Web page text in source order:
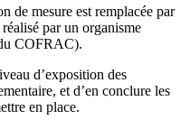
de mesure est remplacée par
par un organisme
COFRAC).
d’exposition des
et d’en conclure les
en place.